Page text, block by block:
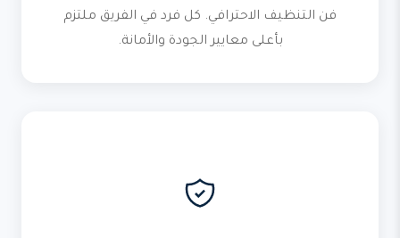
فن التنظيف الاحترافي. كل فرد في الفريق ملتزم
بأعلى معايير الجودة والأمانة.